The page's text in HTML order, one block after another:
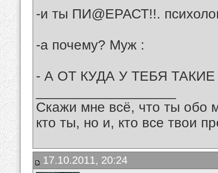
-и ты ПИ@ЕРАСТ!!.
-а почему? Муж :
- А ОТ КУДА У ТЕБЯ
Скажи мне всё, что ты обо
кто ты, но и, кто все твои
17.10.2011, 20:24